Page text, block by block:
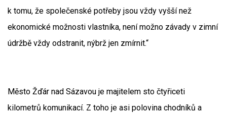
k tomu, že společenské potřeby jsou vždy vyšší než
ekonomické možnosti vlastníka, není možno závady v zimní
údržbě vždy odstranit, nýbrž jen zmírnit.“
Město Žďár nad Sázavou je majitelem sto čtyřiceti
kilometrů komunikací. Z toho je asi polovina chodníků a